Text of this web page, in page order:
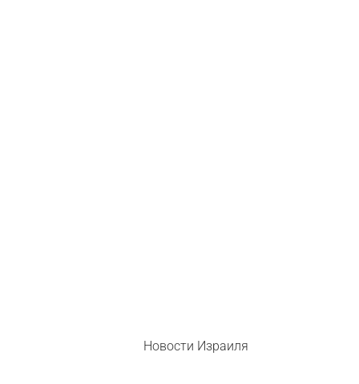
Новости Израиля